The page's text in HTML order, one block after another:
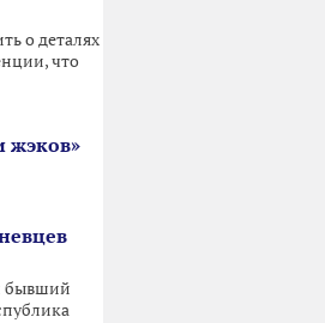
о деталях
что
жэков»
бывший